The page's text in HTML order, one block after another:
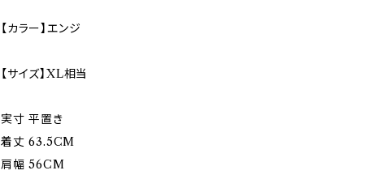
【カラー】エンジ
【サイズ】XL相当
実寸 平置き
着丈 63.5CM
肩幅 56CM